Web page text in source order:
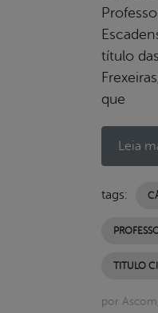
título
que
Leia
tags:
TITULO
por